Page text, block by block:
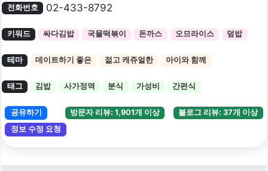
전화번호 02-433-8792
키워드 싸다김밥 국물떡볶이 돈까스 오므라이스 덮밥
테마 데이트하기 좋은 젊고 캐쥬얼한 아이와 함께
태그 김밥 사가정역 분식 가성비 간편식
블로그 리뷰: 37개 이상
방문자 리뷰: 1,901개 이상
공유하기
정보 수정 요청